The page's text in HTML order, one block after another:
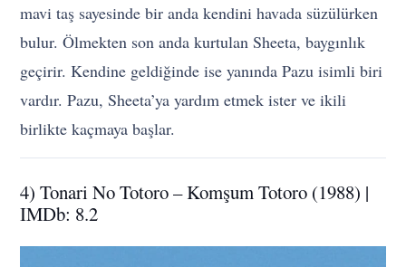
mavi taş sayesinde bir anda kendini havada süzülürken
bulur. Ölmekten son anda kurtulan Sheeta, baygınlık
geçirir. Kendine geldiğinde ise yanında Pazu isimli biri
vardır. Pazu, Sheeta’ya yardım etmek ister ve ikili
birlikte kaçmaya başlar.
4) Tonari No Totoro – Komşum Totoro (1988) |
IMDb: 8.2